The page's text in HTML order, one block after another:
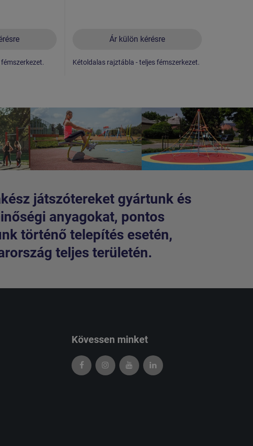
Ár külön kérésre
Kétoldalas rajztábla - teljes fémszerkezet.
játszótereket gyártunk és
anyagokat, pontos
történő telepítés esetén,
teljes területén.
Kövessen minket